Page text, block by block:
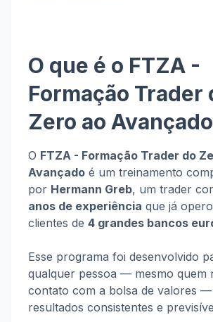
O que é o FTZA -
Formação Trader
Zero ao
O FTZA - Formação Trader do
Avançado é um treinamento
por Hermann Greb, um trader
anos de experiência que já
clientes de 4 grandes bancos
Esse programa foi desenvolvido
qualquer pessoa — mesmo quem
contato com a bolsa de valores
resultados consistentes e